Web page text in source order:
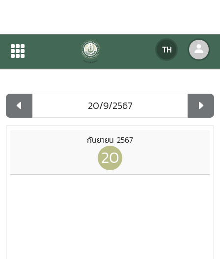
TH
ปฏิทินกิจกรรมของหน่วยงาน
ปฏิทินกิจกรรมของหน่วยงาน
กันยายน 2567
20